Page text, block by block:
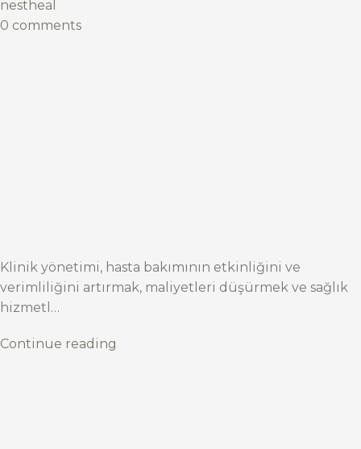
nestheal
0 comments
Klinik yönetimi, hasta bakımının etkinliğini ve
verimliliğini artırmak, maliyetleri düşürmek ve sağlık
hizmetl…
Continue reading